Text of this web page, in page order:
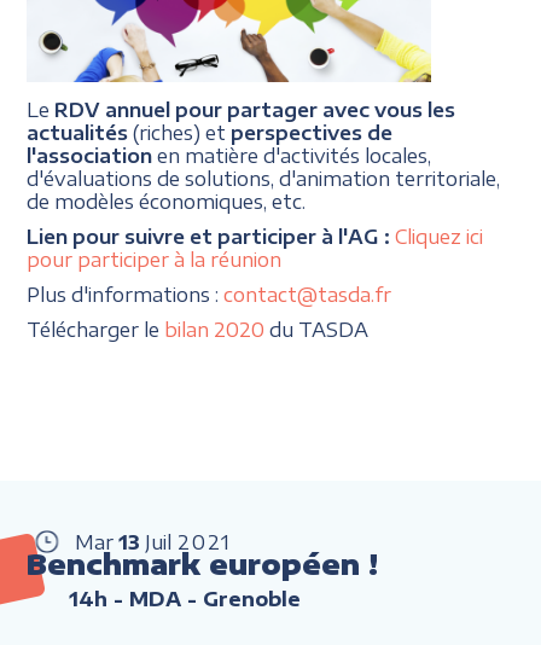
Le RDV annuel pour partager avec vous les
actualités (riches) et perspectives de
l'association en matière d'activités locales,
d'évaluations de solutions, d'animation territoriale,
de modèles économiques, etc.
Lien pour suivre et participer à l'AG :Cliquez ici
pour participer à la réunion
Plus d'informations :contact@tasda.fr
Télécharger le bilan 2020 du TASDA
Mar 13 Juil 2021
Benchmark européen !
14h - MDA - Grenoble